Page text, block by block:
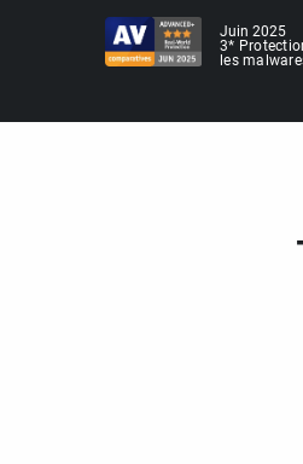
Juin 2025
3*
les